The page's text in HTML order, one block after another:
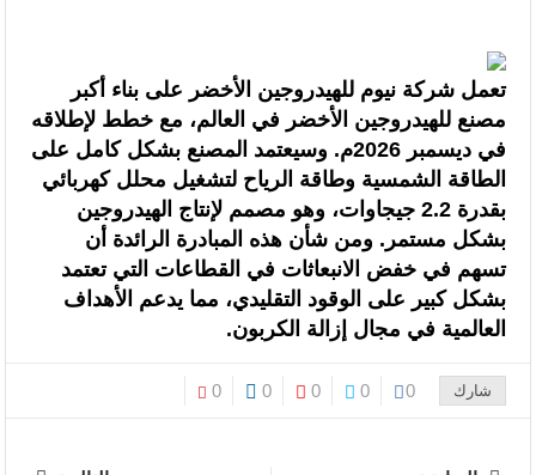
التاطير الحزبي وهيمنة الخوارزميات والصفحات الافتراضية
القوات المسلحة الملكية .. جاهزية عملياتية وتدخلات جوية منسقة لمكافحة
حرائق الغابات
تدبير ملف الهجرة “مسؤولية مشتركة” والمغرب “تحمل دوما نصيبه منها”
(مصدر حكومي)
برقية تهنئة إلى جلالة الملك من المدير العام لمنظمة “إيسيسكو” بمناسبة عيد
العرش المجيد
تعمل شركة نيوم للهيدروجين الأخضر على بناء أكبر
مصنع للهيدروجين الأخضر في العالم، مع خطط لإطلاقه
في ديسمبر 2026م. وسيعتمد المصنع بشكل كامل على
الطاقة الشمسية وطاقة الرياح لتشغيل محلل كهربائي
بقدرة 2.2 جيجاوات، وهو مصمم لإنتاج الهيدروجين
بشكل مستمر. ومن شأن هذه المبادرة الرائدة أن
تسهم في خفض الانبعاثات في القطاعات التي تعتمد
بشكل كبير على الوقود التقليدي، مما يدعم الأهداف
العالمية في مجال إزالة الكربون.
شارك 0
0
0
0
0